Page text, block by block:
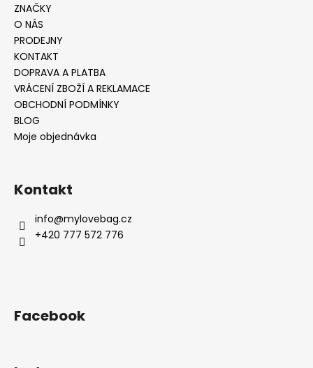
ZNAČKY
O NÁS
PRODEJNY
KONTAKT
DOPRAVA A PLATBA
VRÁCENÍ ZBOŽÍ A REKLAMACE
OBCHODNÍ PODMÍNKY
BLOG
Moje objednávka
Kontakt
info@mylovebag.cz
+420 777 572 776
Facebook